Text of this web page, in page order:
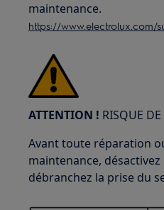
maintenance.
https://www.electrolux.com/
ATTENTION ! RISQUE
Avant toute réparation
maintenance,
débranchez la prise du